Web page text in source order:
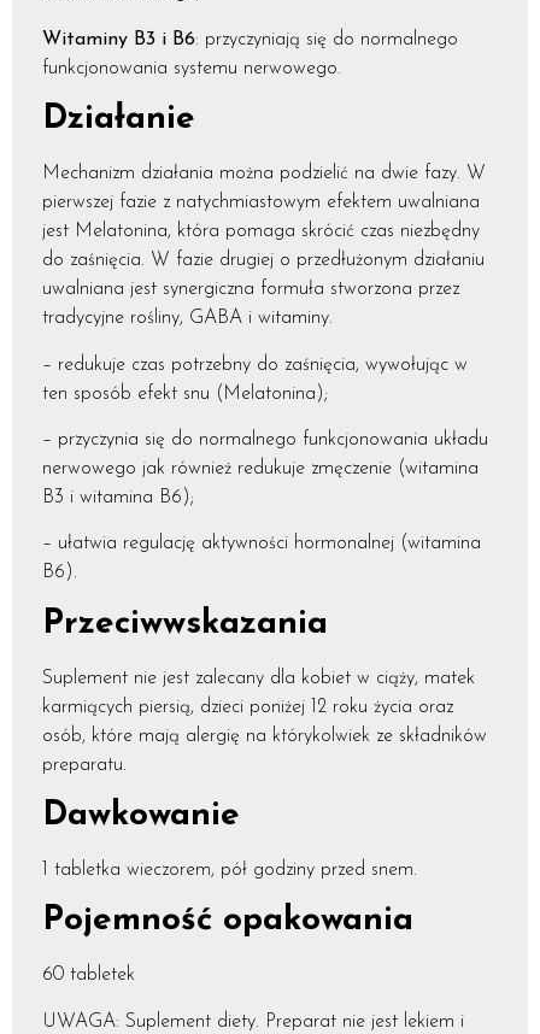
Witaminy B3 i B6: przyczyniają się do normalnego
funkcjonowania systemu nerwowego.
Działanie
Mechanizm działania można podzielić na dwie fazy. W
pierwszej fazie z natychmiastowym efektem uwalniana
jest Melatonina, która pomaga skrócić czas niezbędny
do zaśnięcia. W fazie drugiej o przedłużonym działaniu
uwalniana jest synergiczna formuła stworzona przez
tradycyjne rośliny, GABA i witaminy.
– redukuje czas potrzebny do zaśnięcia, wywołując w
ten sposób efekt snu (Melatonina);
– przyczynia się do normalnego funkcjonowania układu
nerwowego jak również redukuje zmęczenie (witamina
B3 i witamina B6);
– ułatwia regulację aktywności hormonalnej (witamina
B6).
Przeciwwskazania
Suplement nie jest zalecany dla kobiet w ciąży, matek
karmiących piersią, dzieci poniżej 12 roku życia oraz
osób, które mają alergię na którykolwiek ze składników
preparatu.
Dawkowanie
1 tabletka wieczorem, pół godziny przed snem.
Pojemność opakowania
60 tabletek
UWAGA: Suplement diety. Preparat nie jest lekiem i